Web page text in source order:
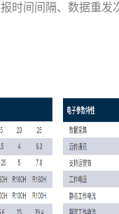
报时间间隔、数据重发